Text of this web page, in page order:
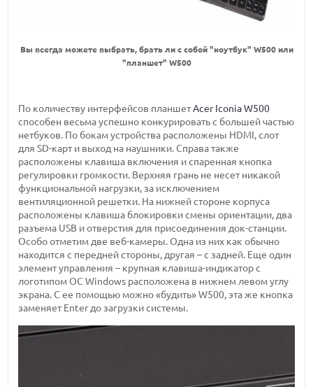
Вы всегда можете выбрать, брать ли с собой "ноутбук" W500 или
"планшет" W500
По количеству интерфейсов планшетAcer Iconia W500
способен весьма успешно конкурировать с большей частью
нетбуков. По бокам устройства расположены HDMI, слот
для SD-карт и выход на наушники. Справа также
расположены клавиша включения и спаренная кнопка
регулировки громкости. Верхняя грань не несет никакой
функциональной нагрузки, за исключением
вентиляционной решетки. На нижней стороне корпуса
расположены клавиша блокировки смены ориентации, два
разъема USB и отверстия для присоединения док-станции.
Особо отметим две веб-камеры. Одна из них как обычно
находится с передней стороны, другая – с задней. Еще один
элемент управления – крупная клавиша-индикатор с
логотипом ОС Windows расположена в нижнем левом углу
экрана. С ее помощью можно «будить» W500, эта же кнопка
заменяет Enter до загрузки системы.